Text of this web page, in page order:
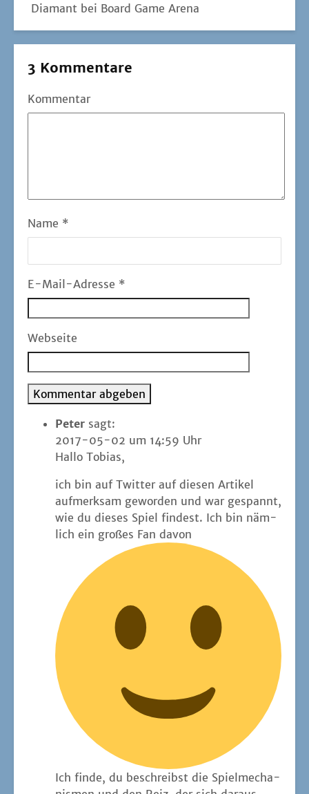
Diamant bei Board Game Arena
3 Kommentare
Kommentar
Name *
E-Mail-Adresse *
Webseite
Peter sagt:
2017-05-02 um 14:59 Uhr
Hal­lo Tobias,
ich bin auf Twit­ter auf die­sen Arti­kel
auf­merk­sam gewor­den und war gespannt,
wie du die­ses Spiel fin­dest. Ich bin näm­
lich ein gro­ßes Fan davon
Ich fin­de, du beschreibst die Spiel­me­cha­